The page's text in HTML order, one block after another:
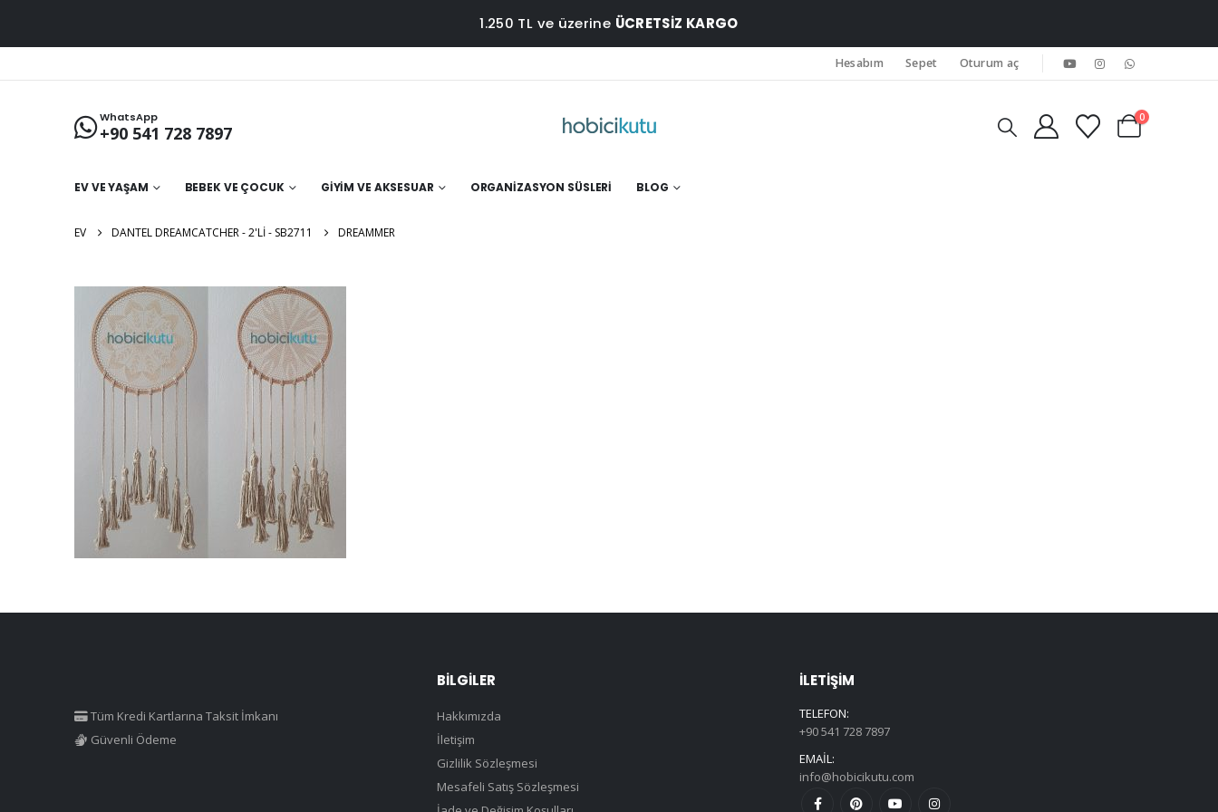
1.250 TL ve üzerine ÜCRETSİZ KARGO
Hesabım Sepet Oturum aç
WhatsApp
+90 541 728 7897
0
EV VE YAŞAM BEBEK VE ÇOCUK GIYIM VE AKSESUAR ORGANIZASYON SÜSLERI BLOG
EV DANTEL DREAMCATCHER - 2'LI - SB2711 DREAMMER
Tüm Kredi Kartlarına Taksit İmkanı
Güvenli Ödeme
BILGILER
Hakkımızda
İletişim
Gizlilik Sözleşmesi
Mesafeli Satış Sözleşmesi
İLETIŞIM
TELEFON:
+90 541 728 7897
EMAIL:
info@hobicikutu.com